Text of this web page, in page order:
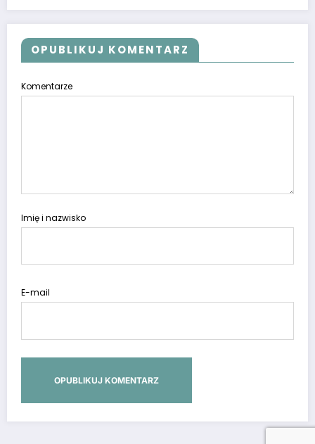
OPUBLIKUJ KOMENTARZ
Komentarze
Imię i nazwisko
E-mail